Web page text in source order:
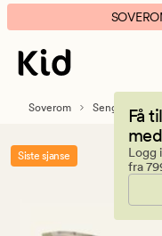
Autumn
Village
percale
sengesett
banner.
Klikk
ESCAPE
pause.
Få
Logg
fra
Soverom Sengetøy
Siste sjanse